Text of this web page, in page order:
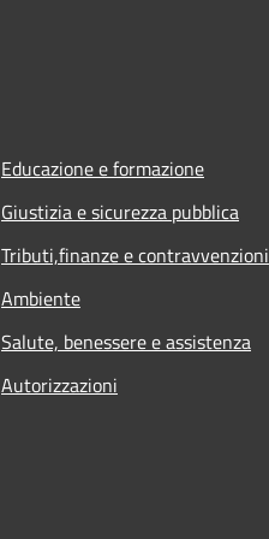
Educazione e formazione
Giustizia e sicurezza pubblica
Tributi,finanze e contravvenzioni
Ambiente
Salute, benessere e assistenza
Autorizzazioni